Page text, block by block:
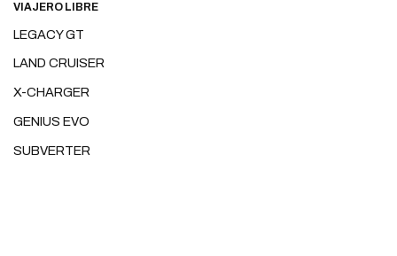
VIAJERO LIBRE
LEGACY GT
LAND CRUISER
X-CHARGER
GENIUS EVO
SUBVERTER